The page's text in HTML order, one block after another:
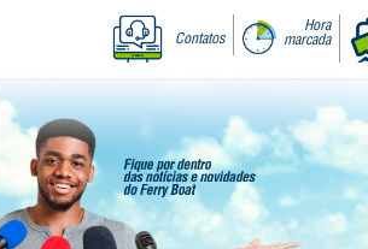
Contatos
Hora
marcada